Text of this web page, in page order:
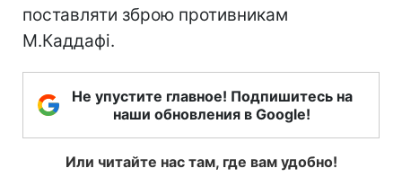
поставляти зброю противникам
М.Каддафі.
Не упустите главное! Подпишитесь на
наши обновления в Google!
Или читайте нас там, где вам удобно!